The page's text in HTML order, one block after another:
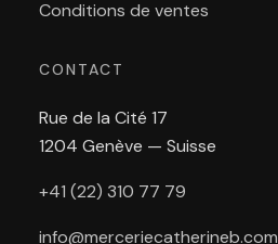
Conditions de ventes
CONTACT
Rue de la Cité 17
1204 Genève — Suisse
+41 (22) 310 77 79
info@merceriecatherineb.com